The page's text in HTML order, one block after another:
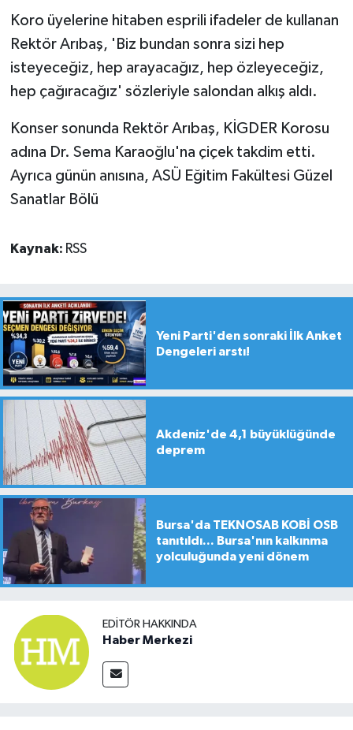
Koro üyelerine hitaben esprili ifadeler de kullanan
Rektör Arıbaş, 'Biz bundan sonra sizi hep
isteyeceğiz, hep arayacağız, hep özleyeceğiz,
hep çağıracağız' sözleriyle salondan alkış aldı.
Konser sonunda Rektör Arıbaş, KİGDER Korosu
adına Dr. Sema Karaoğlu'na çiçek takdim etti.
Ayrıca günün anısına, ASÜ Eğitim Fakültesi Güzel
Sanatlar Bölü
Kaynak: RSS
Yeni Parti'den sonraki İlk Anket
Dengeleri arstı!
Akdeniz'de 4,1 büyüklüğünde
deprem
Bursa'da TEKNOSAB KOBİ OSB
tanıtıldı... Bursa'nın kalkınma
yolculuğunda yeni dönem
EDITÖR HAKKINDA
Haber Merkezi